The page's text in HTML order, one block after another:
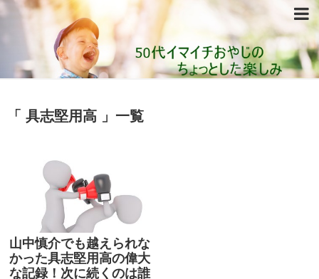
「 具志堅用高 」一覧
山中慎介でも越えられな
かった具志堅用高の偉大
な記録！次に続くのは誰